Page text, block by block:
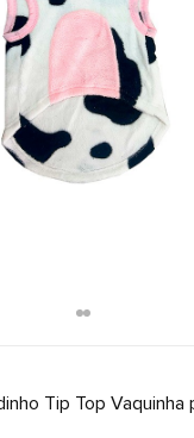
Tip Top Vaquinha